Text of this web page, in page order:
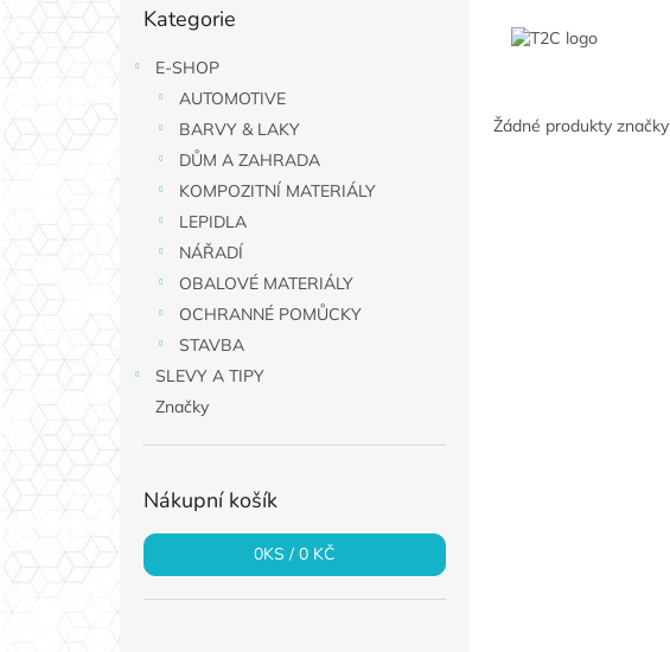
r
p
kategorie
Kategorie
E-SHOP
AUTOMOTIVE
BARVY & LAKY
DŮM A ZAHRADA
KOMPOZITNÍ MATERIÁLY
LEPIDLA
NÁŘADÍ
OBALOVÉ MATERIÁLY
OCHRANNÉ POMŮCKY
STAVBA
SLEVY A TIPY
Značky
Nákupní košík
0KS /0 KČ
Žádné produkty značky